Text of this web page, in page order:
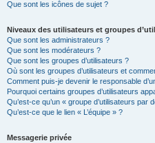
Que sont les icônes de sujet ?
Niveaux des utilisateurs et groupes
Que sont les administrateurs ?
Que sont les modérateurs ?
Que sont les groupes d’utilisateurs ?
Où sont les groupes d’utilisateurs et
Comment puis-je devenir le responsable
Pourquoi certains groupes d’utilisateurs
Qu’est-ce qu’un « groupe d’utilisateurs par
Qu’est-ce que le lien « L’équipe » ?
Messagerie privée